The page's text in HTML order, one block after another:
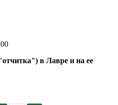
в Лавре и на ее